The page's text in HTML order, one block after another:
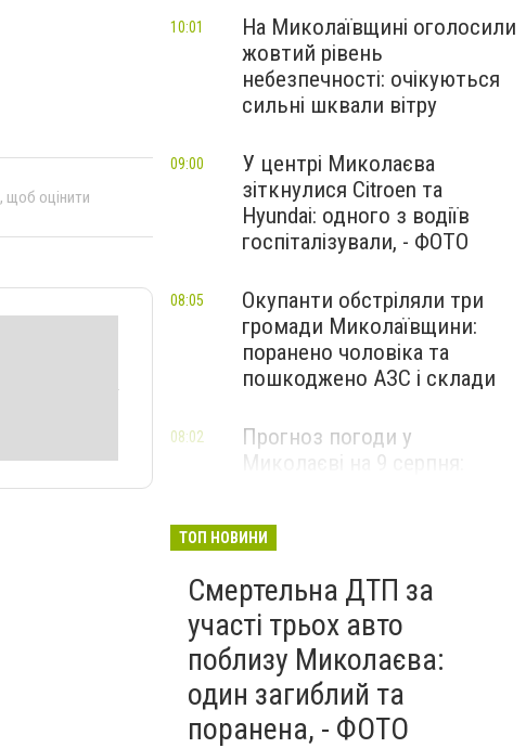
, щоб оцінити
На Миколаївщині оголосили
жовтий рівень
небезпечності: очікуються
сильні шквали вітру
10:01
У центрі Миколаєва
зіткнулися Citroen та
Hyundai: одного з водіїв
госпіталізували, - ФОТО
09:00
Окупанти обстріляли три
громади Миколаївщини:
поранено чоловіка та
пошкоджено АЗС і склади
08:05
Прогноз погоди у
Миколаєві на 9 серпня:
08:02
ТОП НОВИНИ
Смертельна ДТП за
участі трьох авто
поблизу Миколаєва:
один загиблий та
поранена, - ФОТО